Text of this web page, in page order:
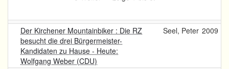
Der Kirchener Mountainbiker : Die RZ
besucht die drei Bürgermeister-
Kandidaten zu Hause - Heute:
Wolfgang Weber (CDU)
Seel, Peter 2009